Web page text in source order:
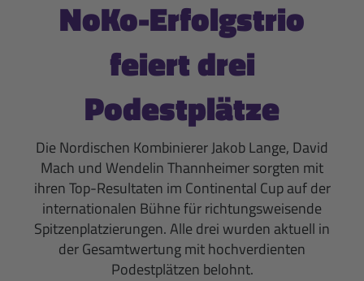
NoKo-Erfolgstrio
feiert drei
Podestplätze
Die Nordischen Kombinierer Jakob Lange, David
Mach und Wendelin Thannheimer sorgten mit
ihren Top-Resultaten im Continental Cup auf der
internationalen Bühne für richtungsweisende
Spitzenplatzierungen. Alle drei wurden aktuell in
der Gesamtwertung mit hochverdienten
Podestplätzen belohnt.